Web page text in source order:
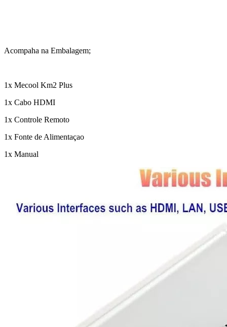
Acompaha na Embalagem;
1x Mecool Km2 Plus
1x Cabo HDMI
1x Controle Remoto
1x Fonte de Alimentaçao
1x Manual